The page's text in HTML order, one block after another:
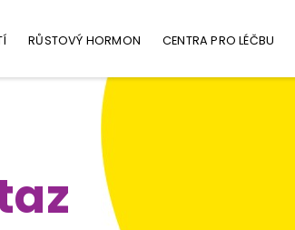
RŮSTOVÝ HORMON CENTRA PRO LÉČBU